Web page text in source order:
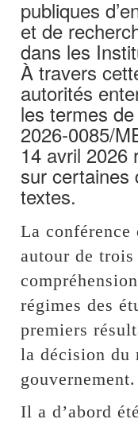
publiques
et de
dans les
À travers
autorités
les termes
2026-0085/
14 avril 2026
sur certaines
textes.
La conférence
autour de
régimes des
premiers
la décision du
gouvernement.
Il a d’abord